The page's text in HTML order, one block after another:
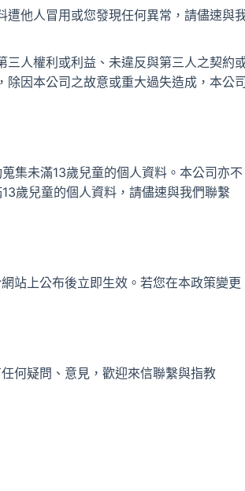
他人冒用或您發現任何異常，請儘速與
人權利或利益、未違反與第三人之契約
因本公司之故意或重大過失造成，本公司
集未滿13歲兒童的個人資料。本公司亦不
歲兒童的個人資料，請儘速與我們聯繫
站上公布後立即生效。若您在本政策變更
何疑問、意見，歡迎來信聯繫與指教